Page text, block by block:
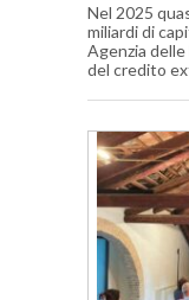
Nel 2025
miliardi di
Agenzia
del credito